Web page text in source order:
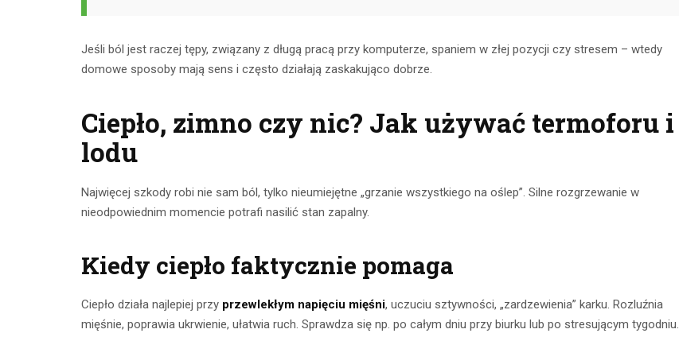
Jeśli ból jest raczej tępy, związany z długą pracą przy komputerze, spaniem w złej pozycji czy stresem – wtedy
domowe sposoby mają sens i często działają zaskakująco dobrze.
Ciepło, zimno czy nic? Jak używać termoforu i
lodu
Najwięcej szkody robi nie sam ból, tylko nieumiejętne „grzanie wszystkiego na oślep”. Silne rozgrzewanie w
nieodpowiednim momencie potrafi nasilić stan zapalny.
Kiedy ciepło faktycznie pomaga
Ciepło działa najlepiej przy przewlekłym napięciu mięśni, uczuciu sztywności, „zardzewienia” karku. Rozluźnia
mięśnie, poprawia ukrwienie, ułatwia ruch. Sprawdza się np. po całym dniu przy biurku lub po stresującym tygodniu.